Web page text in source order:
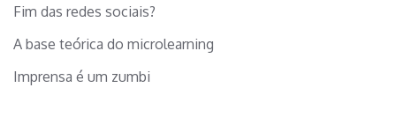
Fim das redes sociais?
A base teórica do microlearning
Imprensa é um zumbi